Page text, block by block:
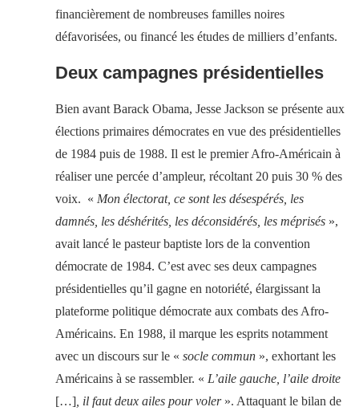
financièrement de nombreuses familles noires
défavorisées, ou financé les études de milliers d’enfants.
Deux campagnes présidentielles
Bien avant Barack Obama, Jesse Jackson se présente aux
élections primaires démocrates en vue des présidentielles
de 1984 puis de 1988. Il est le premier Afro-Américain à
réaliser une percée d’ampleur, récoltant 20 puis 30 % des
voix. « Mon électorat, ce sont les désespérés, les
damnés, les déshérités, les déconsidérés, les méprisés »,
avait lancé le pasteur baptiste lors de la convention
démocrate de 1984. C’est avec ses deux campagnes
présidentielles qu’il gagne en notoriété, élargissant la
plateforme politique démocrate aux combats des Afro-
Américains. En 1988, il marque les esprits notamment
avec un discours sur le « socle commun », exhortant les
Américains à se rassembler. « L’aile gauche, l’aile droite
[…], il faut deux ailes pour voler ». Attaquant le bilan de